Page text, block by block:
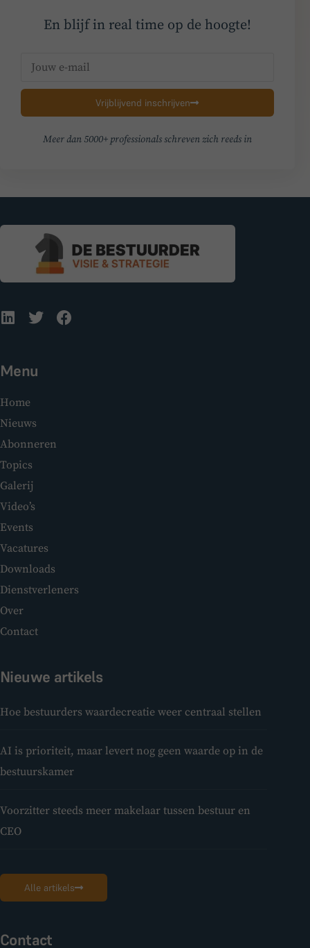
En blijf in real time op de hoogte!
Vrijblijvend inschrijven
Meer dan 5000+ professionals schreven zich reeds in
Menu
Home
Nieuws
Abonneren
Topics
Galerij
Video’s
Events
Vacatures
Downloads
Dienstverleners
Over
Contact
Nieuwe artikels
Hoe bestuurders waardecreatie weer centraal stellen
AI is prioriteit, maar levert nog geen waarde op in de
bestuurskamer
Voorzitter steeds meer makelaar tussen bestuur en
CEO
Alle artikels
Contact